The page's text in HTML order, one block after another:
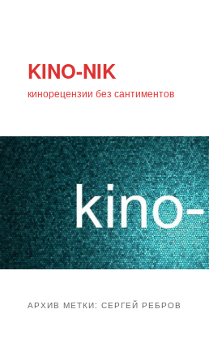
KINO-NIK
кинорецензии без сантиментов
АРХИВ МЕТКИ:СЕРГЕЙ РЕБРОВ